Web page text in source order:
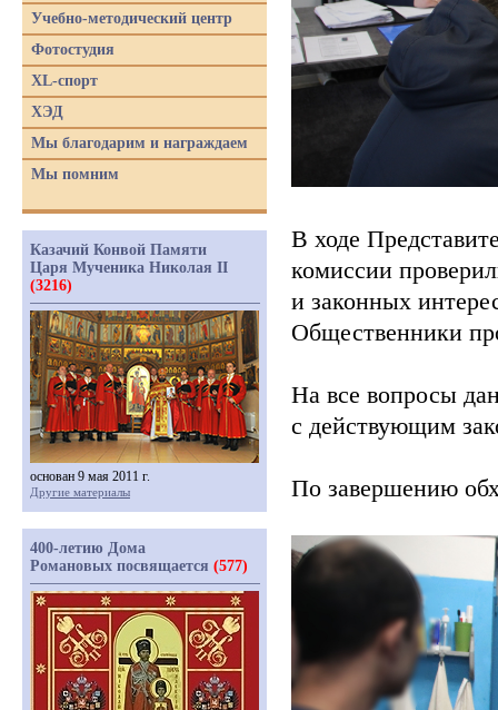
В ходе
комиссии
и законных
Общественники
На все вопросы
с действующим
По завершению
Учебно-методический центр
Фотостудия
XL-спорт
ХЭД
Мы благодарим и награждаем
Мы помним
Казачий Конвой Памяти
Царя Мученика Николая II
(3216)
основан 9 мая 2011 г.
Другие материалы
400-летию Дома
Романовых посвящается (577)